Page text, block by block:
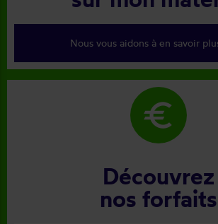
Nous vous aidons à en savoir
euro
Découvrez
nos forfaits